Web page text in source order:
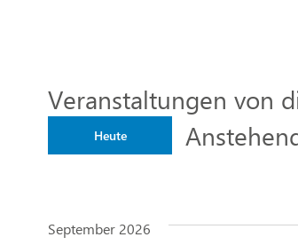
Veranstaltungen von
Heute
September 2026